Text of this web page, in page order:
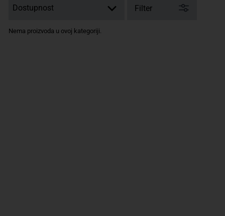
Filter
Nema proizvoda u ovoj kategoriji.